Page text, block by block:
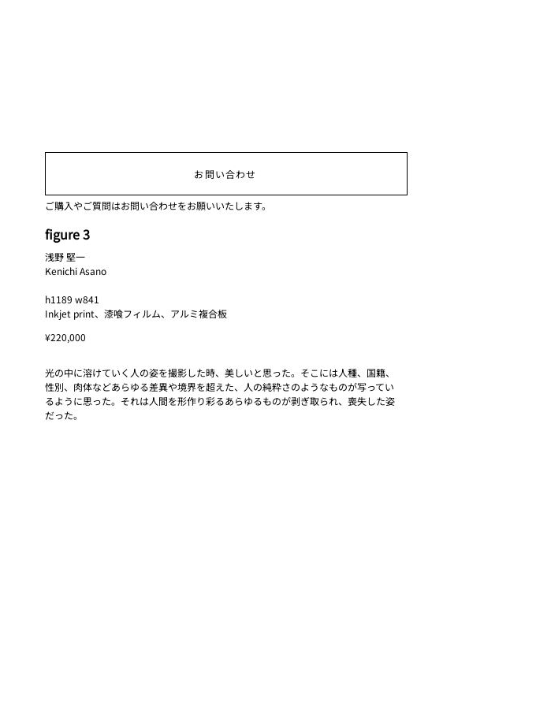
お問い合わせ
ご購入やご質問はお問い合わせをお願いいたします。
figure 3
浅野 堅一
Kenichi Asano
h1189 w841
Inkjet print、漆喰フィルム、アルミ複合板
¥220,000
光の中に溶けていく人の姿を撮影した時、美しいと思った。そこには人種、国籍、
性別、肉体などあらゆる差異や境界を超えた、人の純粋さのようなものが写ってい
るように思った。それは人間を形作り彩るあらゆるものが剥ぎ取られ、喪失した姿
だった。